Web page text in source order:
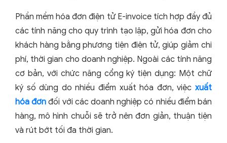
Phần mềm hóa đơn điện tử E-invoice tích hợp đầy đủ
các tính năng cho quy trình tạo lập, gửi hóa đơn cho
khách hàng bằng phương tiện điện tử, giúp giảm chi
phí, thời gian cho doanh nghiệp. Ngoài các tính năng
cơ bản, với chức năng cổng ký tiện dụng: Một chữ
ký số dùng do nhiều điểm xuất hóa đơn, việc xuất
hóa đơn đối với các doanh nghiệp có nhiều điểm bán
hàng, mô hình chuỗi sẽ trở nên đơn giản, thuận tiện
và rút bớt tối đa thời gian.